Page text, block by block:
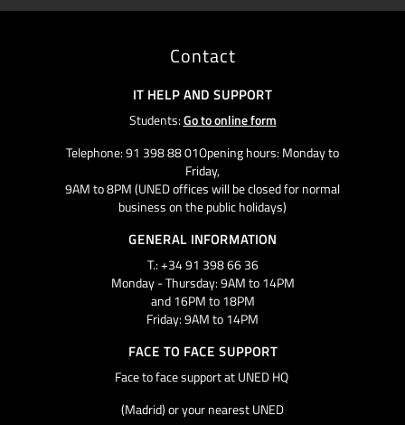
Contact
IT HELP AND SUPPORT
Students:Go to online form
Telephone: 91 398 88 01Opening hours: Monday to
Friday,
9AM to 8PM (UNED offices will be closed for normal
business on the public holidays)
GENERAL INFORMATION
T.: +34 91 398 66 36
Monday - Thursday: 9AM to 14PM
and 16PM to 18PM
Friday: 9AM to 14PM
FACE TO FACE SUPPORT
Face to face support at UNED HQ
(Madrid) or your nearest UNED